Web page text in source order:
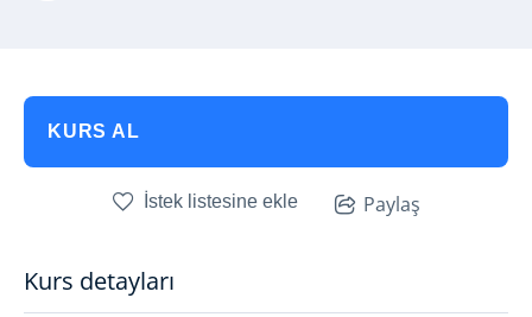
KURS AL
İstek listesine ekle Paylaş
Kurs detayları